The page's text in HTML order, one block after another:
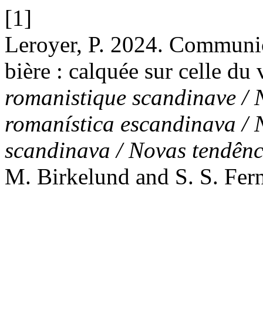
[1]
Leroyer, P. 2024.
bière : calquée sur celle
romanistique scandinave /
romanística escandinava /
scandinava / Novas
M. Birkelund and S. S.